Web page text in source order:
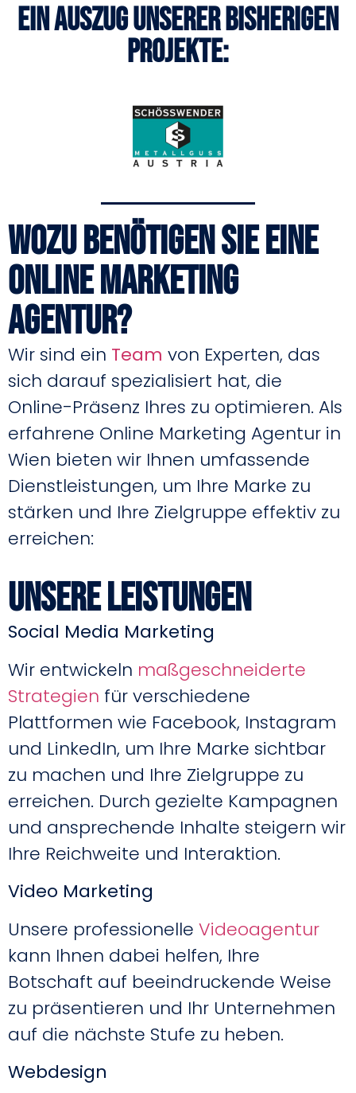
Ein Auszug unserer bisherigen
Projekte:
Wozu benötigen Sie eine
Online Marketing
Agentur?
Wir sind ein Team von Experten, das
sich darauf spezialisiert hat, die
Online-Präsenz Ihres zu optimieren. Als
erfahrene Online Marketing Agentur in
Wien bieten wir Ihnen umfassende
Dienstleistungen, um Ihre Marke zu
stärken und Ihre Zielgruppe effektiv zu
erreichen:
Unsere Leistungen
Social Media Marketing
Wir entwickeln maßgeschneiderte
Strategien für verschiedene
Plattformen wie Facebook, Instagram
und LinkedIn, um Ihre Marke sichtbar
zu machen und Ihre Zielgruppe zu
erreichen. Durch gezielte Kampagnen
und ansprechende Inhalte steigern wir
Ihre Reichweite und Interaktion.
Video Marketing
Unsere professionelle Videoagentur
kann Ihnen dabei helfen, Ihre
Botschaft auf beeindruckende Weise
zu präsentieren und Ihr Unternehmen
auf die nächste Stufe zu heben.
Webdesign